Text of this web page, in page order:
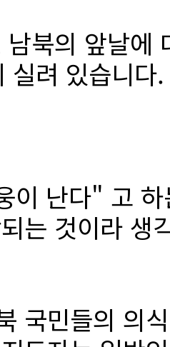
북의 앞날에
려 있습니다.
난다" 고 하
는 것이라 생
국민들의 의